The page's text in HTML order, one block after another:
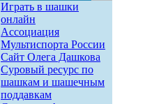
Играть в шашки
онлайн
Ассоциация
Мультиспорта России
Сайт Олега Дашкова
Суровый ресурс по
шашкам и шашечным
поддавкам